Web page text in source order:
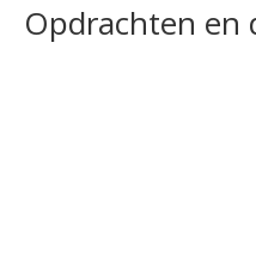
Opdrachten en